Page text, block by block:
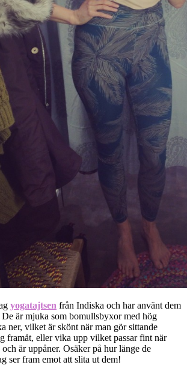
yogatajtsen från Indiska och har använt dem
De är mjuka som bomullsbyxor med hög
ner, vilket är skönt när man gör sittande
framåt, eller vika upp vilket passar fint när
är uppåner. Osäker på hur länge de
ser fram emot att slita ut dem!